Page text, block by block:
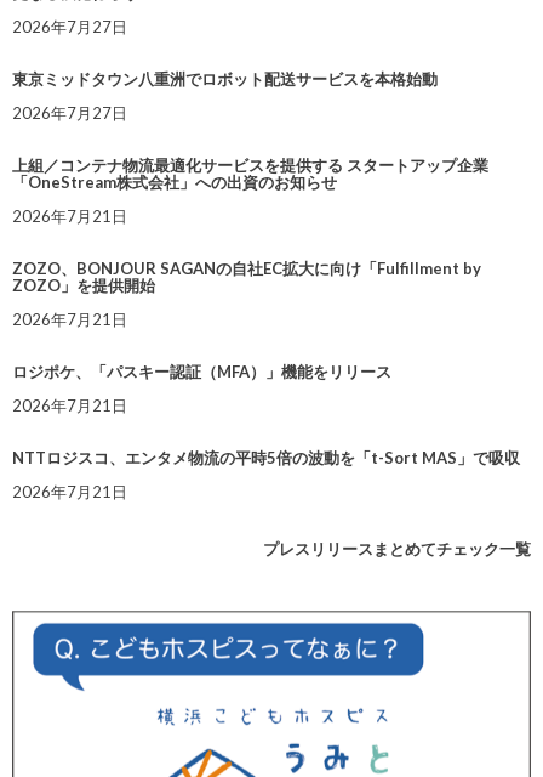
2026年7月27日
東京ミッドタウン八重洲でロボット配送サービスを本格始動
2026年7月27日
上組／コンテナ物流最適化サービスを提供する スタートアップ企業
「OneStream株式会社」への出資のお知らせ
2026年7月21日
ZOZO、BONJOUR SAGANの自社EC拡大に向け「Fulfillment by
ZOZO」を提供開始
2026年7月21日
ロジポケ、「パスキー認証（MFA）」機能をリリース
2026年7月21日
NTTロジスコ、エンタメ物流の平時5倍の波動を「t-Sort MAS」で吸収
2026年7月21日
プレスリリースまとめてチェック一覧